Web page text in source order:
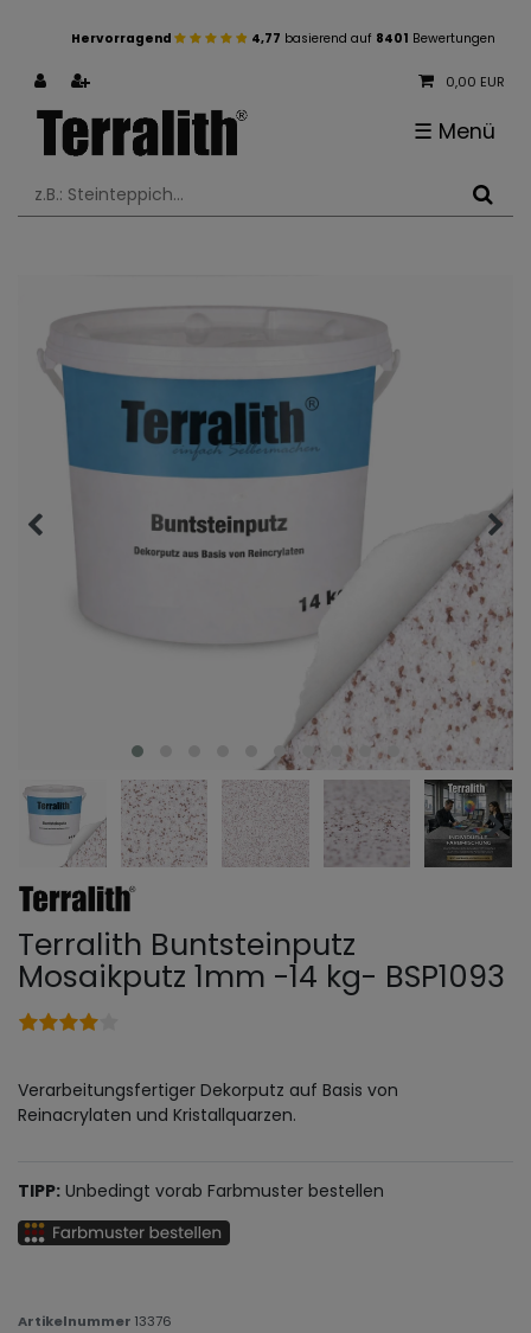
Hervorragend 4,77 basierend auf 8401 Bewertungen
0,00 EUR
☰ Menü
Terralith Buntsteinputz
Mosaikputz 1mm -14 kg- BSP1093
Verarbeitungsfertiger Dekorputz auf Basis von
Reinacrylaten und Kristallquarzen.
TIPP: Unbedingt vorab Farbmuster bestellen
Artikelnummer 13376